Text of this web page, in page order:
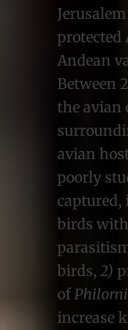
protected
Andean
Between
the avian
avian
poorly
captured,
birds
birds, 2)
of
increase